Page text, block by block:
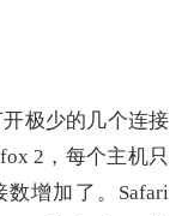
极少的几个连接
2，每个主机只
增加了。Safari